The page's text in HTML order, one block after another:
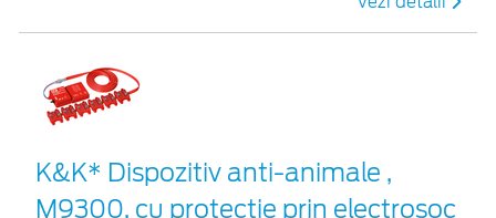
K&K* Dispozitiv anti-animale ,
M9300, cu protecție prin electroșoc